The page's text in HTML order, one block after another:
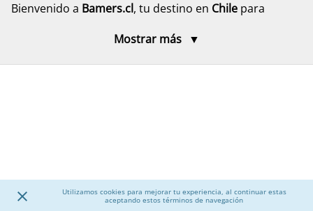
Utilizamos cookies para mejorar tu experiencia, al continuar estas
aceptando estos términos de navegación
Bienvenido a Bamers.cl, tu destino en Chile para
toda la familia. Aquí encontrarás modelos pensados
Calzado para Mujer
Descubre una amplia selección decalzado para mujer
Mostrar más